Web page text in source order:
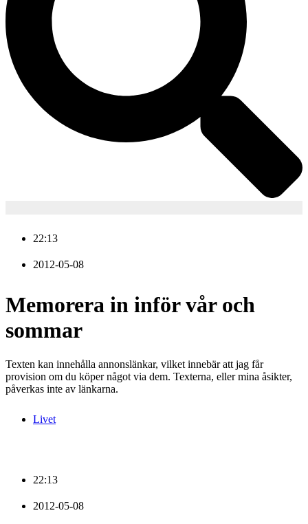
22:13
2012-05-08
Memorera in inför vår och
sommar
Texten kan innehålla annonslänkar, vilket innebär att jag får
provision om du köper något via dem. Texterna, eller mina åsikter,
påverkas inte av länkarna.
Livet
22:13
2012-05-08